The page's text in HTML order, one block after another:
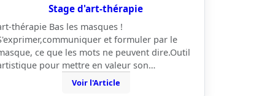
Stage d'art-thérapie
thérapie Bas les masques !
et formuler par le
ce que les mots ne peuvent dire.Outil
pour mettre en valeur son…
Voir l'Article